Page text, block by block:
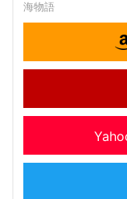
海物語